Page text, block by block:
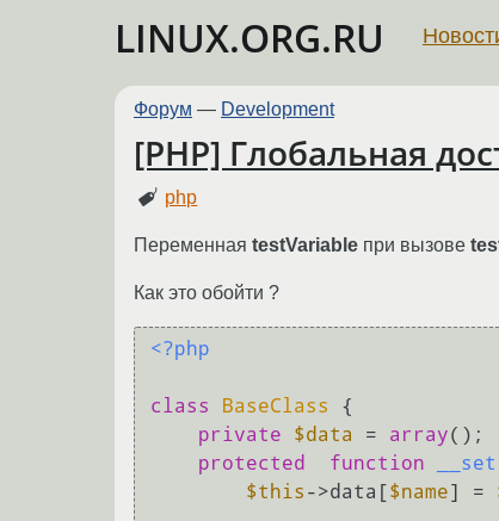
LINUX.ORG.RU
Форум — Development
[PHP] Глобальная
php
Переменная testVariable при вызове
Как это обойти ?
<?php
class BaseClass
{
private
$data = array();
protected
function __set
$this ->data[$name] =